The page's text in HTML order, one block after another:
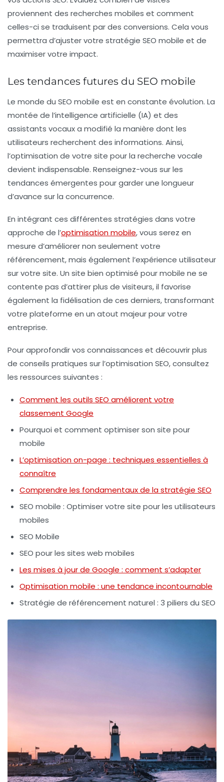
proviennent des recherches mobiles et comment
celles-ci se traduisent par des conversions. Cela vous
permettra d’ajuster votre stratégie SEO mobile et de
maximiser votre impact.
Les tendances futures du SEO mobile
Le monde du SEO mobile est en constante évolution. La
montée de l’intelligence artificielle (IA) et des
assistants vocaux a modifié la manière dont les
utilisateurs recherchent des informations. Ainsi,
l’optimisation de votre site pour la recherche vocale
devient indispensable. Renseignez-vous sur les
tendances émergentes pour garder une longueur
d’avance sur la concurrence.
En intégrant ces différentes stratégies dans votre
approche de l’optimisation mobile, vous serez en
mesure d’améliorer non seulement votre
référencement, mais également l’expérience utilisateur
sur votre site. Un site bien optimisé pour mobile ne se
contente pas d’attirer plus de visiteurs, il favorise
également la fidélisation de ces derniers, transformant
votre plateforme en un atout majeur pour votre
entreprise.
Pour approfondir vos connaissances et découvrir plus
de conseils pratiques sur l’optimisation SEO, consultez
les ressources suivantes :
Comment les outils SEO améliorent votre
classement Google
Pourquoi et comment optimiser son site pour
mobile
L’optimisation on-page : techniques essentielles à
connaître
Comprendre les fondamentaux de la stratégie SEO
SEO mobile : Optimiser votre site pour les utilisateurs
mobiles
SEO Mobile
SEO pour les sites web mobiles
Les mises à jour de Google : comment s’adapter
Optimisation mobile : une tendance incontournable
Stratégie de référencement naturel : 3 piliers du SEO